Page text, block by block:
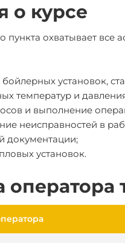
о курсе
пункта охватывает
установок,
температур и
и выполнение
неисправностей в
документации;
установок.